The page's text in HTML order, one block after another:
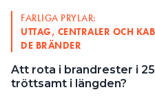
FARLIGA PRYLAR:
UTTAG, CENTRALER OCH
DE BRÄNDER
Att rota i brandrester i
tröttsamt i längden?